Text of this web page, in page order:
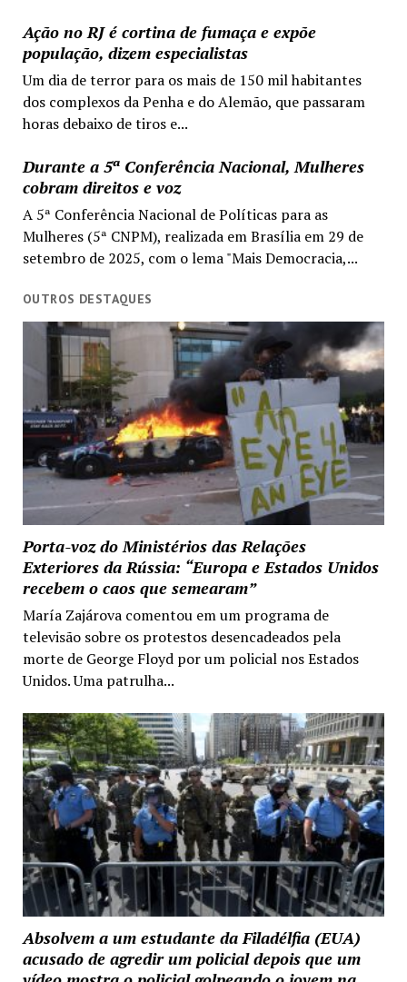
Ação no RJ é cortina de fumaça e expõe
população, dizem especialistas
Um dia de terror para os mais de 150 mil habitantes
dos complexos da Penha e do Alemão, que passaram
horas debaixo de tiros e...
Durante a 5ª Conferência Nacional, Mulheres
cobram direitos e voz
A 5ª Conferência Nacional de Políticas para as
Mulheres (5ª CNPM), realizada em Brasília em 29 de
setembro de 2025, com o lema "Mais Democracia,...
OUTROS DESTAQUES
Porta-voz do Ministérios das Relações
Exteriores da Rússia: “Europa e Estados Unidos
recebem o caos que semearam”
María Zajárova comentou em um programa de
televisão sobre os protestos desencadeados pela
morte de George Floyd por um policial nos Estados
Unidos. Uma patrulha...
Absolvem a um estudante da Filadélfia (EUA)
acusado de agredir um policial depois que um